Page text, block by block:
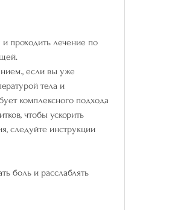
проходить лечение по
если вы уже
тела и
комплексного подхода
чтобы ускорить
следуйте инструкции
боль и расслаблять